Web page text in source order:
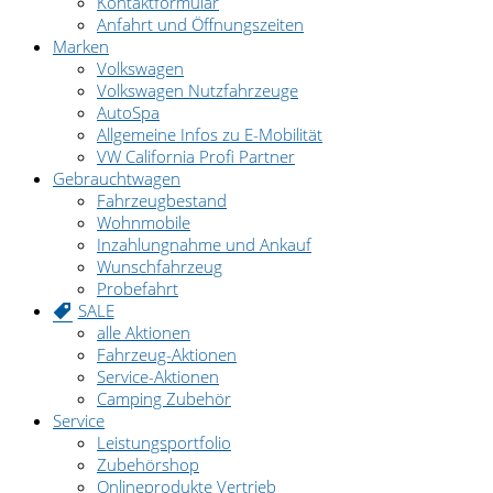
Anfahrt und Öffnungszeiten
Marken
Volkswagen
Volkswagen Nutzfahrzeuge
AutoSpa
Allgemeine Infos zu E-Mobilität
VW California Profi Partner
Gebrauchtwagen
Fahrzeugbestand
Wohnmobile
Inzahlungnahme und Ankauf
Wunschfahrzeug
Probefahrt
SALE
alle Aktionen
Fahrzeug-Aktionen
Service-Aktionen
Camping Zubehör
Service
Leistungsportfolio
Zubehörshop
Onlineprodukte Vertrieb